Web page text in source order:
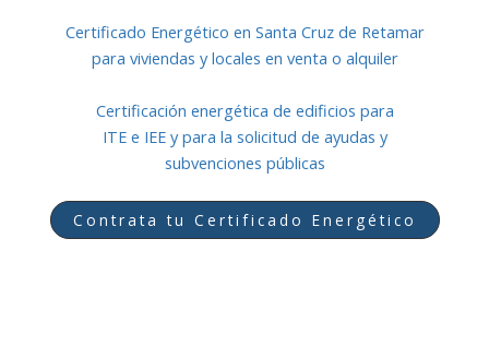
Certificado Energético en Santa Cruz de Retamar
para viviendas y locales en venta o alquiler
Certificación energética de edificios para
ITE e IEE y para la solicitud de ayudas y
subvenciones públicas
Contrata tu Certificado Energético